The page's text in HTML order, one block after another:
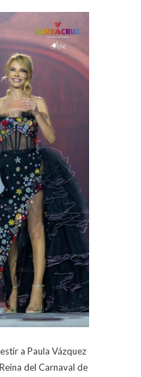
a Paula Vázquez
del Carnaval de